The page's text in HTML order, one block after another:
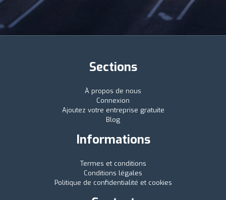
Sections
À propos de nous
Connexion
Ajoutez votre entreprise gratuite
Blog
Informations
Termes et conditions
Conditions légales
Politique de confidentialité et cookies